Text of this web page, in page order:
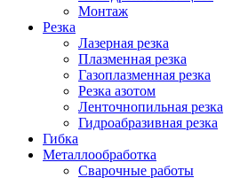
Монтаж
Резка
Лазерная резка
Плазменная резка
Газоплазменная резка
Резка азотом
Ленточнопильная резка
Гидроабразивная резка
Гибка
Металлообработка
Сварочные работы